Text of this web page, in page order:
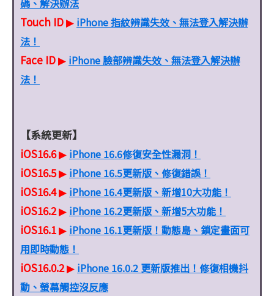
碼、解決辦法
Touch ID▶ iPhone 指紋辨識失效、無法登入解決辦
法！
Face ID▶ iPhone 臉部辨識失效、無法登入解決辦
法！
【系統更新】
iOS16.6▶ iPhone 16.6修復安全性漏洞！
iOS16.5▶ iPhone 16.5更新版、修復錯誤！
iOS16.4▶ iPhone 16.4更新版、新增10大功能！
iOS16.2▶ iPhone 16.2更新版、新增5大功能！
iOS16.1▶ iPhone 16.1更新版！動態島、鎖定畫面可
用即時動態！
iOS16.0.2▶ iPhone 16.0.2 更新版推出！修復相機抖
動、螢幕觸控沒反應